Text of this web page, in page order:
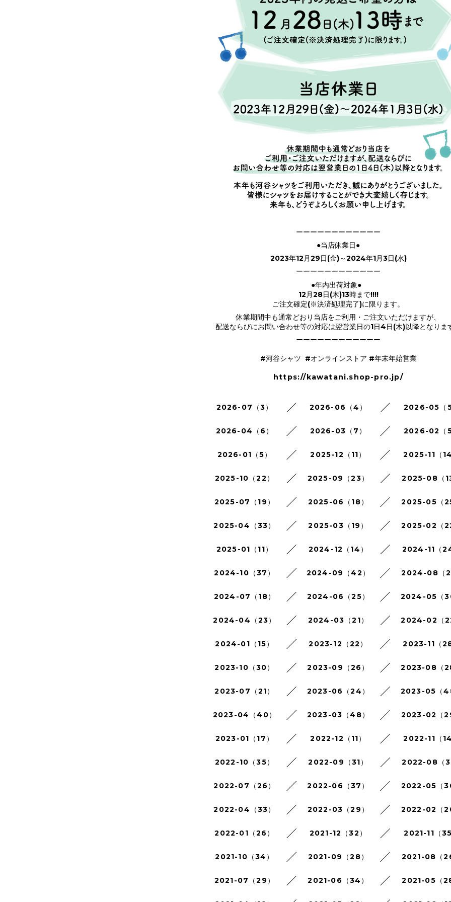
ーーーーーーーーーーーー
●当店休業日●
2023年12月29日(金)～2024年1月3日(水)
ーーーーーーーーーーーー
●年内出荷対象●
12月28日(木)13時まで!!!!
ご注文確定(※決済処理完了)に限ります。
休業期間中も通常どおり当店をご利用・ご注文いただけますが、
配送ならびにお問い合わせ等の対応は翌営業日の1日4日(木)以降となりま
ーーーーーーーーーーーー
#河谷シャツ #オンラインストア #年末年始営業
https://kawatani.shop-pro.jp/
2026-07（3） 2026-06（4） 2026-05（5
2026-04（6） 2026-03（7） 2026-02（5
2026-01（5） 2025-12（11） 2025-11（14
2025-10（22） 2025-09（23） 2025-08（13
2025-07（19） 2025-06（18） 2025-05（
2025-04（33） 2025-03（19） 2025-02（
2025-01（11） 2024-12（14） 2024-11（24
2024-10（37） 2024-09（42） 2024-08（
2024-07（18） 2024-06（25） 2024-05（
2024-04（23） 2024-03（21） 2024-02（
2024-01（15） 2023-12（22） 2023-11（28
2023-10（30） 2023-09（26） 2023-08（
2023-07（21） 2023-06（24） 2023-05（
2023-04（40） 2023-03（48） 2023-02（
2023-01（17） 2022-12（11） 2022-11（14
2022-10（35） 2022-09（31） 2022-08（31
2022-07（26） 2022-06（37） 2022-05（
2022-04（33） 2022-03（29） 2022-02（
2022-01（26） 2021-12（32） 2021-11（35
2021-10（34） 2021-09（28） 2021-08（26
2021-07（29） 2021-06（34） 2021-05（28